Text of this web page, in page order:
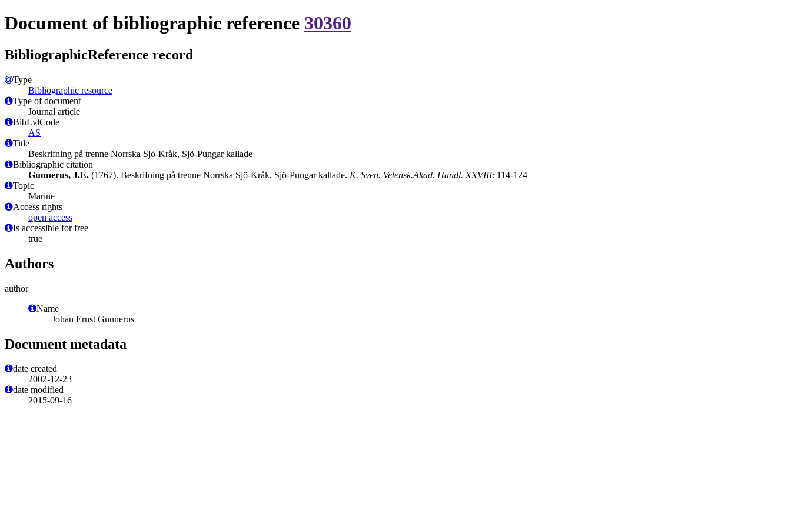
Document of bibliographic reference 30360
BibliographicReference record
Type
Bibliographic resource
Type of document
Journal article
BibLvlCode
AS
Title
Beskrifning på trenne Norrska Sjö-Kråk, Sjö-Pungar kallade
Bibliographic citation
Gunnerus, J.E. (1767). Beskrifning på trenne Norrska Sjö-Kråk, Sjö-Pungar kallade. K. Sven. Vetensk.Akad. Handl. XXVIII: 114-124
Topic
Marine
Access rights
open access
Is accessible for free
true
Authors
author
Name
Johan Ernst Gunnerus
Document metadata
date created
2002-12-23
date modified
2015-09-16